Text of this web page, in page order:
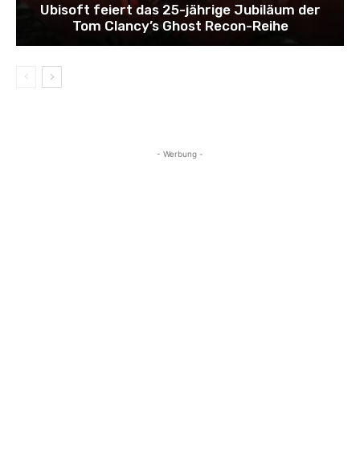
Ubisoft feiert das 25-jährige Jubiläum der
Tom Clancy’s Ghost Recon-Reihe
- Werbung -